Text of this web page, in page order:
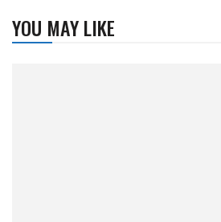
YOU MAY LIKE